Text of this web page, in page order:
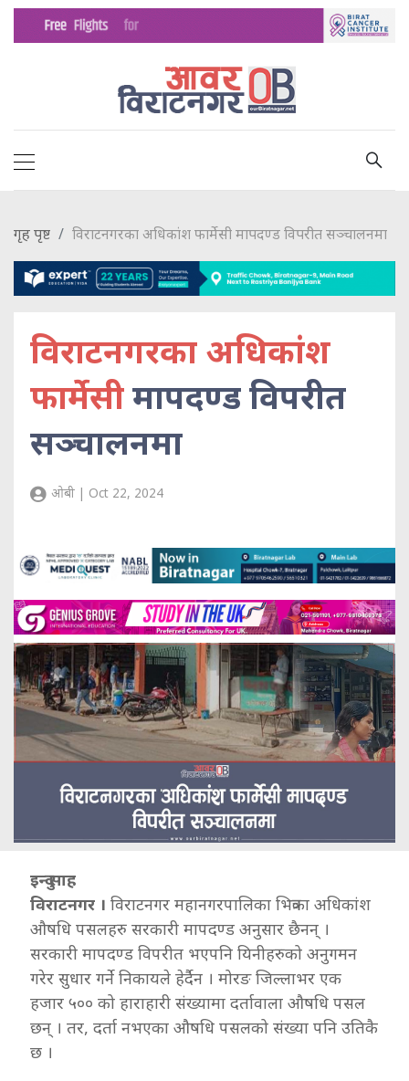
गृह पृष्ट विराटनगरका अधिकांश फार्मेसी मापदण्ड विपरीत सञ्चालनमा
विराटनगरका अधिकांश
फार्मेसीमापदण्ड विपरीत
सञ्चालनमा
ओबी | Oct 22, 2024
इन्दु साह
विराटनगर । विराटनगर महानगरपालिका भित्रका अधिकांश
औषधि पसलहरु सरकारी मापदण्ड अनुसार छैनन् ।
सरकारी मापदण्ड विपरीत भएपनि यिनीहरुको अनुगमन
गरेर सुधार गर्ने निकायले हेर्दैन । मोरङ जिल्लाभर एक
हजार ५०० को हाराहारी संख्यामा दर्तावाला औषधि पसल
छन् । तर, दर्ता नभएका औषधि पसलको संख्या पनि उतिकै
छ ।